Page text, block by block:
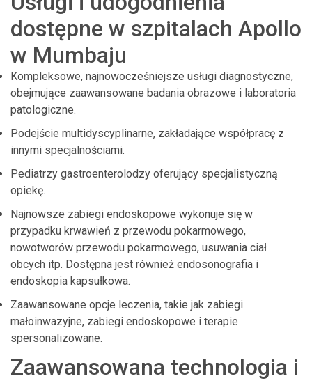
dostępne w szpitalach Apollo
w Mumbaju
Kompleksowe, najnowocześniejsze usługi diagnostyczne,
obejmujące zaawansowane badania obrazowe i laboratoria
patologiczne.
Podejście multidyscyplinarne, zakładające współpracę z
innymi specjalnościami.
Pediatrzy gastroenterolodzy oferujący specjalistyczną
opiekę.
Najnowsze zabiegi endoskopowe wykonuje się w
przypadku krwawień z przewodu pokarmowego,
nowotworów przewodu pokarmowego, usuwania ciał
obcych itp. Dostępna jest również endosonografia i
endoskopia kapsułkowa.
Zaawansowane opcje leczenia, takie jak zabiegi
małoinwazyjne, zabiegi endoskopowe i terapie
spersonalizowane.
Zaawansowana technologia i